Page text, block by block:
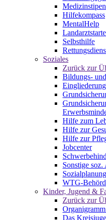
Hilfekompass
MentalHelp
Selbsthilfe
Soziales
Zurück zur
Bildungs-
Hilfe zum
Hilfe zur
Hilfe zur
Jobcenter
Sonstige soz.
Sozialplanung
WTG-
Kinder, Jugend &
Zurück zur
Das